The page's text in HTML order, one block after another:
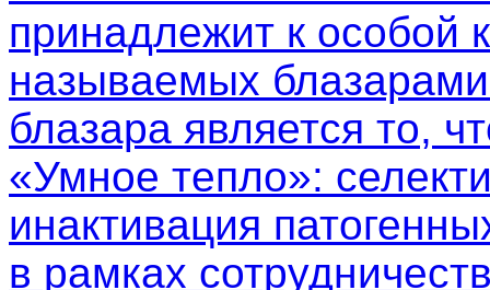
принадлежит к особой
называемых
блазара является то,
«Умное тепло»:
инактивация
в рамках